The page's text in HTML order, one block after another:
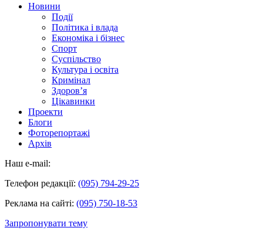
Новини
Події
Політика і влада
Економіка і бізнес
Спорт
Суспільство
Культура і освіта
Кримінал
Здоров’я
Цікавинки
Проекти
Блоги
Фоторепортажі
Архів
Наш e-mail:
Телефон редакції: (095) 794-29-25
Реклама на сайті: (095) 750-18-53
Запропонувати тему